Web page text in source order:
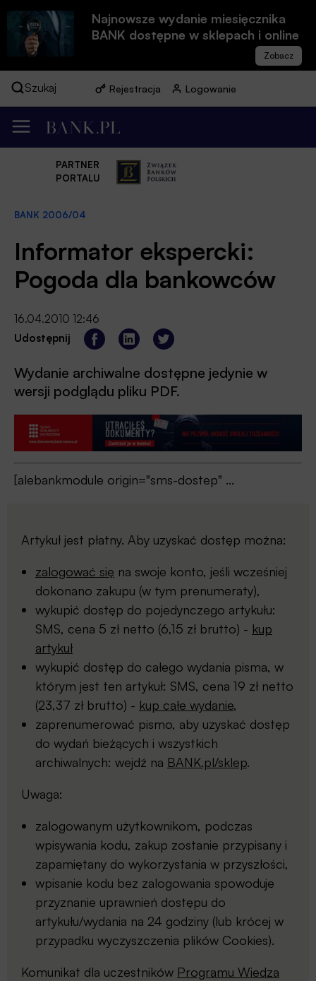
Najnowsze wydanie miesięcznika
BANK dostępne w sklepach i online
Szukaj Rejestracja Logowanie
PARTNER
PORTALU
BANK 2006/04
Informator ekspercki:
Pogoda dla bankowców
16.04.2010 12:46
Udostępnij
Wydanie archiwalne dostępne jedynie w
wersji podglądu pliku PDF.
[alebankmodule origin="sms-dostep" ...
Artykuł jest płatny. Aby uzyskać dostęp można:
zalogować się na swoje konto, jeśli wcześniej
dokonano zakupu (w tym prenumeraty),
wykupić dostęp do pojedynczego artykułu:
SMS, cena 5 zł netto (6,15 zł brutto) - kup
artykuł
wykupić dostęp do całego wydania pisma, w
którym jest ten artykuł: SMS, cena 19 zł netto
(23,37 zł brutto) - kup całe wydanie,
zaprenumerować pismo, aby uzyskać dostęp
do wydań bieżących i wszystkich
archiwalnych: wejdź na BANK.pl/sklep.
Uwaga:
zalogowanym użytkownikom, podczas
wpisywania kodu, zakup zostanie przypisany i
zapamiętany do wykorzystania w przyszłości,
wpisanie kodu bez zalogowania spowoduje
przyznanie uprawnień dostępu do
artykułu/wydania na 24 godziny (lub krócej w
przypadku wyczyszczenia plików Cookies).
Komunikat dla uczestników Programu Wiedza